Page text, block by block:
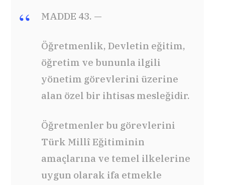
MADDE 43. —
Öğretmenlik, Devletin eğitim,
öğretim ve bununla ilgili
yönetim görevlerini üzerine
alan özel bir ihtisas mesleğidir.
Öğretmenler bu görevlerini
Türk Millî Eğitiminin
amaçlarına ve temel ilkelerine
uygun olarak ifa etmekle